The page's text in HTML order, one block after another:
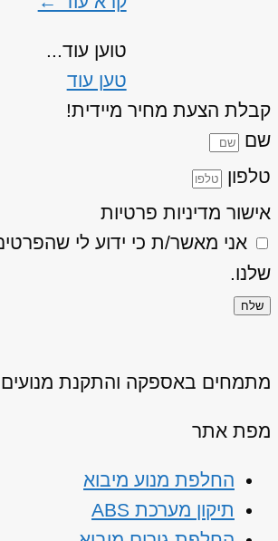
טוען עוד...
טען עוד
קבלת הצעת מחיר מיידית!
שם
טלפון
אישור מדיניות פרטיות
אני מאשר/ת כי ידוע לי שהפרטים
שלנו.
שלח
מתמחים באספקה והתקנת מנועים
מפת אתר
החלפת מנוע מיבוא
תיקון מערכת ABS